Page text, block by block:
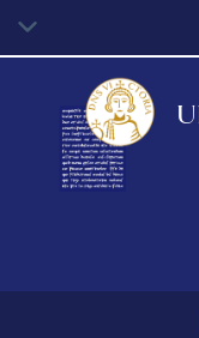
contenuto